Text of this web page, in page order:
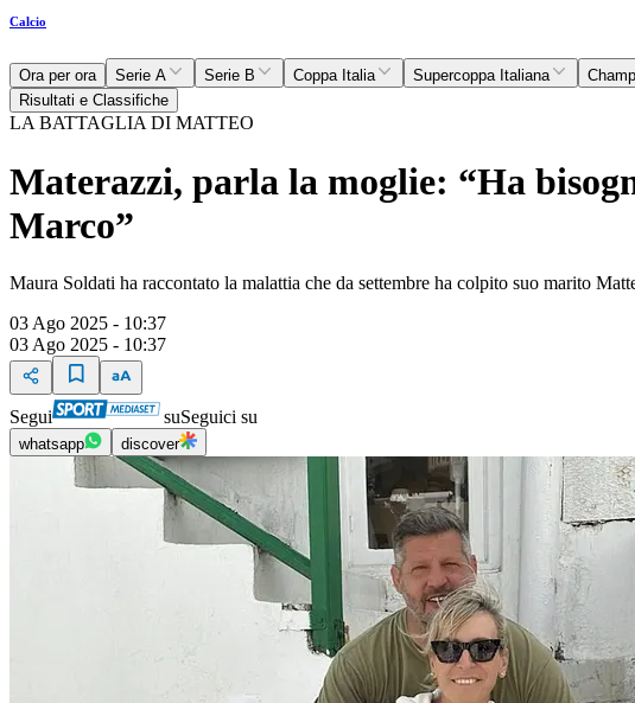
Calcio
Ora per ora Serie A Serie B Coppa Italia Supercoppa Italiana
Risultati e Classifiche
LA BATTAGLIA DI MATTEO
Materazzi, parla la moglie: “Ha
Marco”
Maura Soldati ha raccontato la malattia che da settembre ha colpito suo marito
03 Ago 2025 - 10:37
03 Ago 2025 - 10:37
Segui suSeguici su
whatsapp discover